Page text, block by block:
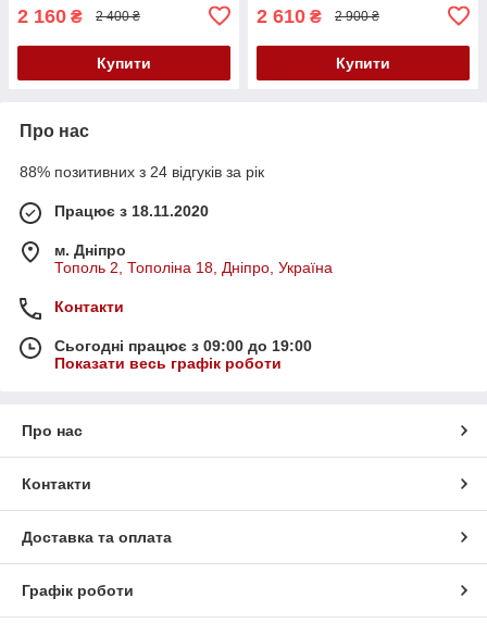
2 160 ₴ 2 400 ₴
Купити
2 610 ₴ 2 900 ₴
Купити
Про нас
88% позитивних з 24 відгуків за рік
Працює з 18.11.2020
м. Дніпро
Тополь 2, Тополіна 18, Дніпро, Україна
Контакти
Сьогодні працює з 09:00 до 19:00
Показати весь графік роботи
Про нас
Контакти
Доставка та оплата
Графік роботи